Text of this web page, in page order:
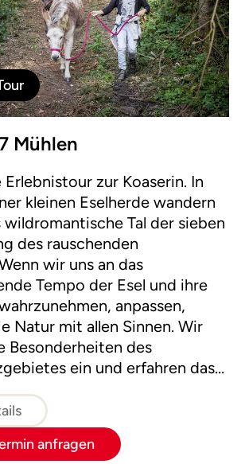
Mühlen
zur Koaserin. In
kleinen Eselherde wandern
Tal der sieben
des rauschenden
wir uns an das
Tempo der Esel und ihre
anpassen,
Natur mit allen Sinnen. Wir
Besonderheiten des
ein und erfahren das
es immer etwas zu
Picknick am Bachufer
über die Bestimmung der
anfragen